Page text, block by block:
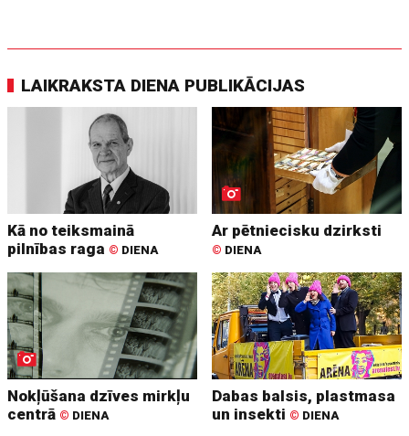
LAIKRAKSTA DIENA PUBLIKĀCIJAS
Kā no teiksmainā
pilnības raga © DIENA
Ar pētniecisku dzirksti
© DIENA
Nokļūšana dzīves mirkļu
centrā © DIENA
Dabas balsis, plastmasa
un insekti © DIENA